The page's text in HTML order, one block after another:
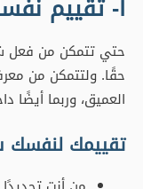
من أنت تحديدًا.
ما الذي تبحث
ما الذي
الأشياء التي
ما أنت جيد
إن معرفة كل هذه
يجب أن تبحث عنه